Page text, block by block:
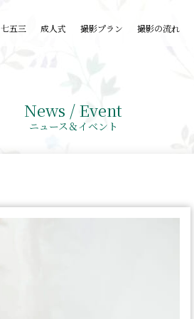
七五三 成人式 撮影プラン 撮影の流れ
News / Event
ニュース＆イベント